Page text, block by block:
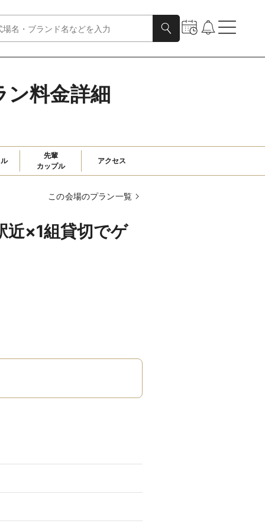
料金詳細
先輩
カップル
アクセス
この会場のプラン一覧
×1組貸切でゲ